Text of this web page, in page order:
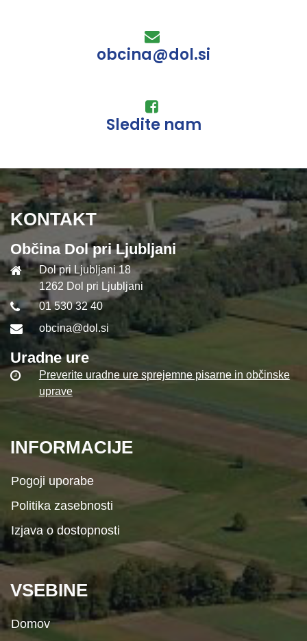
obcina@dol.si
Sledite nam
KONTAKT
Občina Dol pri Ljubljani
Dol pri Ljubljani 18
1262 Dol pri Ljubljani
01 530 32 40
obcina@dol.si
Uradne ure
Preverite uradne ure sprejemne pisarne in občinske
uprave
INFORMACIJE
Pogoji uporabe
Politika zasebnosti
Izjava o dostopnosti
VSEBINE
Domov